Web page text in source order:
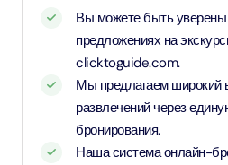
Вы можете быть
предложениях на
clicktoguide.com.
Мы предлагаем широкий
развлечений через
бронирования.
Наша система онлайн-